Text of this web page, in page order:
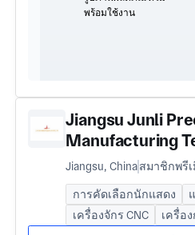
Jiangsu Junli
Manufacturing
Jiangsu, Chinaสมาชิกพรี
การคัดเลือกนักแสดง
เครื่องจักร CNC
เครื่อ